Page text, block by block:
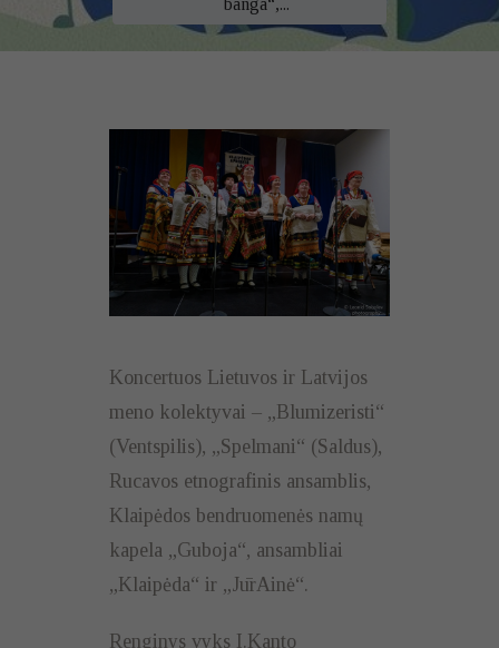
Koncertuos Lietuvos ir Latvijos
meno kolektyvai – „Blumizeristi“
(Ventspilis), „Spelmani“ (Saldus),
Rucavos etnografinis ansamblis,
Klaipėdos bendruomenės namų
kapela „Guboja“, ansambliai
„Klaipėda“ ir „JūrAinė“.
Renginys vyks I.Kanto